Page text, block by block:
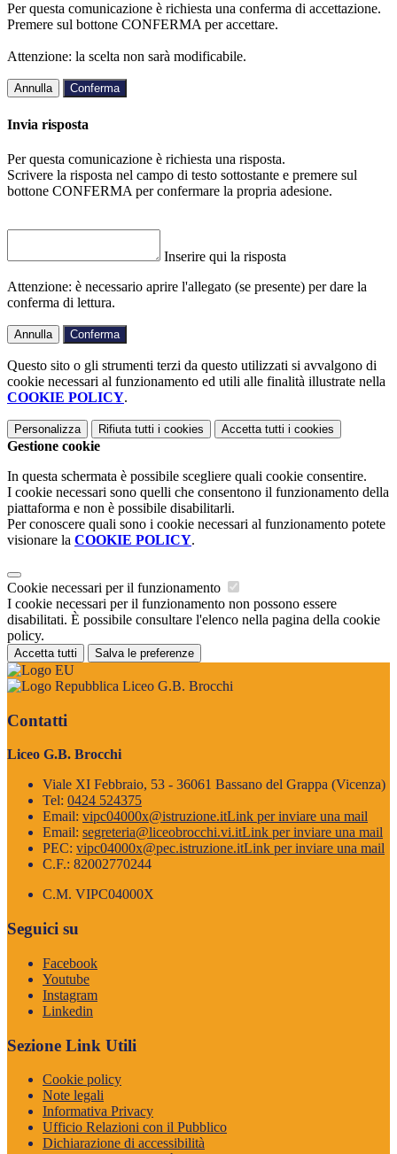
Per questa comunicazione è richiesta una conferma di accettazione.
Premere sul bottone CONFERMA per accettare.
Attenzione: la scelta non sarà modificabile.
Annulla Conferma
Invia risposta
Per questa comunicazione è richiesta una risposta.
Scrivere la risposta nel campo di testo sottostante e premere sul
bottone CONFERMA per confermare la propria adesione.
Inserire qui la risposta
Attenzione: è necessario aprire l'allegato (se presente) per dare la
conferma di lettura.
Annulla Conferma
Questo sito o gli strumenti terzi da questo utilizzati si avvalgono di
cookie necessari al funzionamento ed utili alle finalità illustrate nella
COOKIE POLICY.
Personalizza Rifiuta tutti i cookies Accetta tutti i cookies
Gestione cookie
In questa schermata è possibile scegliere quali cookie consentire.
I cookie necessari sono quelli che consentono il funzionamento della
piattaforma e non è possibile disabilitarli.
Per conoscere quali sono i cookie necessari al funzionamento potete
visionare la COOKIE POLICY.
Cookie necessari per il funzionamento
I cookie necessari per il funzionamento non possono essere
disabilitati. È possibile consultare l'elenco nella pagina della cookie
policy.
Accetta tutti Salva le preferenze
Liceo G.B. Brocchi
Contatti
Liceo G.B. Brocchi
Viale XI Febbraio, 53 - 36061 Bassano del Grappa (Vicenza)
Tel: 0424 524375
Email: vipc04000x@istruzione.itLink per inviare una mail
Email: segreteria@liceobrocchi.vi.itLink per inviare una mail
PEC: vipc04000x@pec.istruzione.itLink per inviare una mail
C.F.: 82002770244
C.M. VIPC04000X
Seguici su
Facebook
Youtube
Instagram
Linkedin
Sezione Link Utili
Cookie policy
Note legali
Informativa Privacy
Ufficio Relazioni con il Pubblico
Dichiarazione di accessibilità